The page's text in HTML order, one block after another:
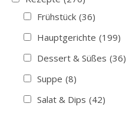
Frühstück (36)
Hauptgerichte (199)
Dessert & Süßes (36)
Suppe (8)
Salat & Dips (42)